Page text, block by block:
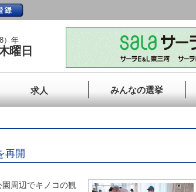
）年
曜日
求人 みんなの選挙
再開
周辺でキノコの観